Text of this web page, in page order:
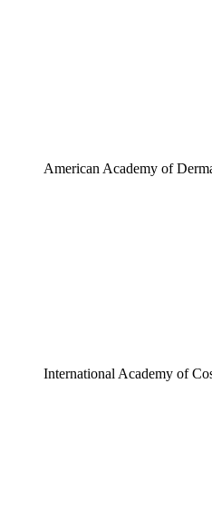
American Academy of
International Academy of